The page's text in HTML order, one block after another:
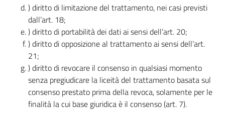
) diritto di limitazione del trattamento, nei casi previsti
dall’art. 18;
) diritto di portabilità dei dati ai sensi dell’art. 20;
) diritto di opposizione al trattamento ai sensi dell’art.
21;
) diritto di revocare il consenso in qualsiasi momento
senza pregiudicare la liceità del trattamento basata sul
consenso prestato prima della revoca, solamente per le
finalità la cui base giuridica è il consenso (art. 7).